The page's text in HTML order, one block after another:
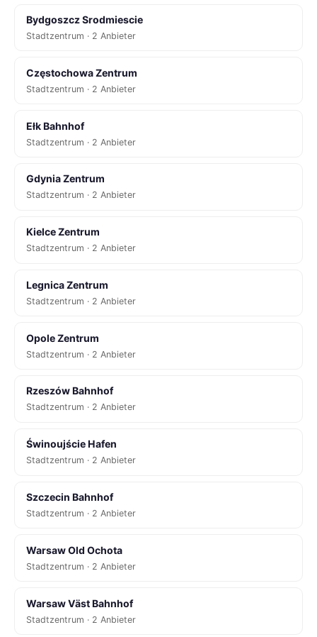
Bydgoszcz Srodmiescie
Stadtzentrum · 2 Anbieter
Częstochowa Zentrum
Stadtzentrum · 2 Anbieter
Ełk Bahnhof
Stadtzentrum · 2 Anbieter
Gdynia Zentrum
Stadtzentrum · 2 Anbieter
Kielce Zentrum
Stadtzentrum · 2 Anbieter
Legnica Zentrum
Stadtzentrum · 2 Anbieter
Opole Zentrum
Stadtzentrum · 2 Anbieter
Rzeszów Bahnhof
Stadtzentrum · 2 Anbieter
Świnoujście Hafen
Stadtzentrum · 2 Anbieter
Szczecin Bahnhof
Stadtzentrum · 2 Anbieter
Warsaw Old Ochota
Stadtzentrum · 2 Anbieter
Warsaw Väst Bahnhof
Stadtzentrum · 2 Anbieter